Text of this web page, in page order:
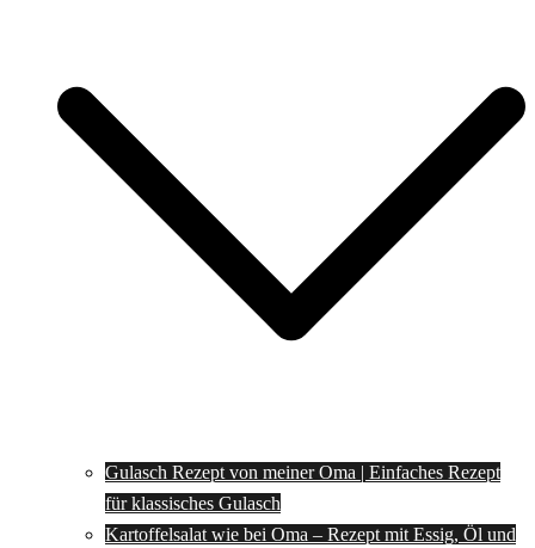
Gulasch Rezept von meiner Oma | Einfaches Rezept
für klassisches Gulasch
Kartoffelsalat wie bei Oma – Rezept mit Essig, Öl und